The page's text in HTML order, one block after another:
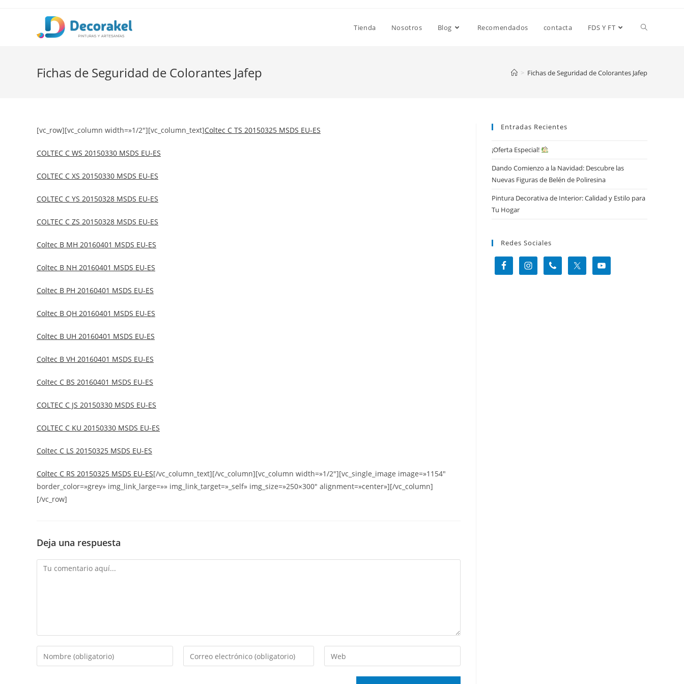
Tienda Nosotros Blog Recomendados contacta FDS Y FT Alternar
Fichas de Seguridad de Colorantes Jafep > Fichas de Seguridad de Colorantes Jafep
[vc_row][vc_column width=»1/2″][vc_column_text]Coltec C TS 20150325 MSDS EU-ES
COLTEC C WS 20150330 MSDS EU-ES
COLTEC C XS 20150330 MSDS EU-ES
COLTEC C YS 20150328 MSDS EU-ES
COLTEC C ZS 20150328 MSDS EU-ES
Coltec B MH 20160401 MSDS EU-ES
Coltec B NH 20160401 MSDS EU-ES
Coltec B PH 20160401 MSDS EU-ES
Coltec B QH 20160401 MSDS EU-ES
Coltec B UH 20160401 MSDS EU-ES
Coltec B VH 20160401 MSDS EU-ES
Coltec C BS 20160401 MSDS EU-ES
COLTEC C JS 20150330 MSDS EU-ES
COLTEC C KU 20150330 MSDS EU-ES
Coltec C LS 20150325 MSDS EU-ES
Coltec C RS 20150325 MSDS EU-ES[/vc_column_text][/vc_column][vc_column width=»1/2″][vc_single_image image=»1154″
border_color=»grey» img_link_large=»» img_link_target=»_self» img_size=»250×300″ alignment=»center»][/vc_column]
[/vc_row]
Deja una respuesta
Comentario
Introduce
tu
Introduce
tu
Introduce
la
Entradas Recientes
¡Oferta Especial!
Dando Comienzo a la Navidad: Descubre las
Nuevas Figuras de Belén de Poliresina
Pintura Decorativa de Interior: Calidad y Estilo para
Tu Hogar
Redes Sociales